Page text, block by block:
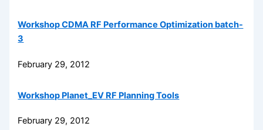
Workshop CDMA RF Performance Optimization batch-
3
February 29, 2012
Workshop Planet_EV RF Planning Tools
February 29, 2012